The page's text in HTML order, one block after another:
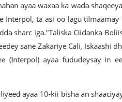
ayaa waxaa ka wada
Interpol, ta asi oo lagu
sharc iga."Taliska Ciidanka
sane Zakariye Cali, Iskaashi
(Interpol) ayaa fududeysay in
ayaa 10-kii bisha an